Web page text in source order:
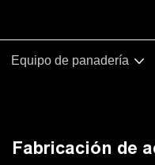
Equipo de panadería
Fabricación de